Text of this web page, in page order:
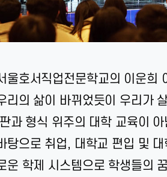
울호서직업전문학교의 이운희
리의 삶이 바뀌었듯이 우리가
과 형식 위주의 대학 교육이
탕으로 취업, 대학교 편입 및
운 학제 시스템으로 학생들의